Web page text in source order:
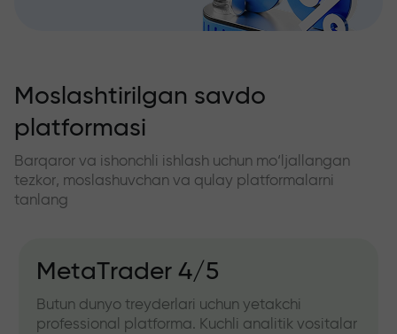
Moslashtirilgan savdo
platformasi
Barqaror va ishonchli ishlash uchun mo‘ljallangan
tezkor, moslashuvchan va qulay platformalarni
tanlang
MetaTrader 4/5
Butun dunyo treyderlari uchun yetakchi
professional platforma. Kuchli analitik vositalar